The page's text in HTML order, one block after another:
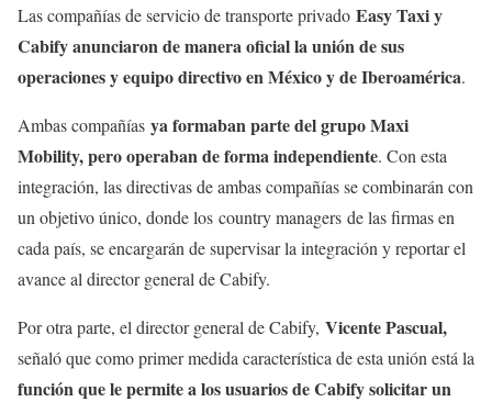
Las compañías de servicio de transporte privado Easy Taxi y
Cabify anunciaron de manera oficial la unión de sus
operaciones y equipo directivo en México y de Iberoamérica.
Ambas compañías ya formaban parte del grupo Maxi
Mobility, pero operaban de forma independiente. Con esta
integración, las directivas de ambas compañías se combinarán con
un objetivo único, donde los country managers de las firmas en
cada país, se encargarán de supervisar la integración y reportar el
avance al director general de Cabify.
Por otra parte, el director general de Cabify, Vicente Pascual,
señaló que como primer medida característica de esta unión está la
función que le permite a los usuarios de Cabify solicitar un